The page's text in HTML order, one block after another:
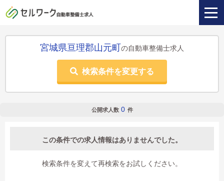
宮城県亘理郡山元町 の自動車整備士求人
検索条件を変更する
公開求人数 0 件
この条件での求人情報はありませんでした。
検索条件を変えて再検索をお試しください。